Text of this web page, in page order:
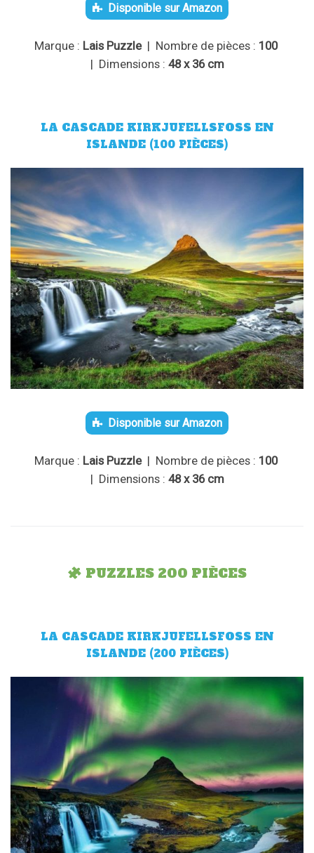
Disponible sur Amazon
Marque : Lais Puzzle| Nombre de pièces : 100
| Dimensions : 48 x 36 cm
LA CASCADE KIRKJUFELLSFOSS EN
ISLANDE (100 PIÈCES)
Disponible sur Amazon
Marque : Lais Puzzle| Nombre de pièces : 100
| Dimensions : 48 x 36 cm
PUZZLES 200 PIÈCES
LA CASCADE KIRKJUFELLSFOSS EN
ISLANDE (200 PIÈCES)